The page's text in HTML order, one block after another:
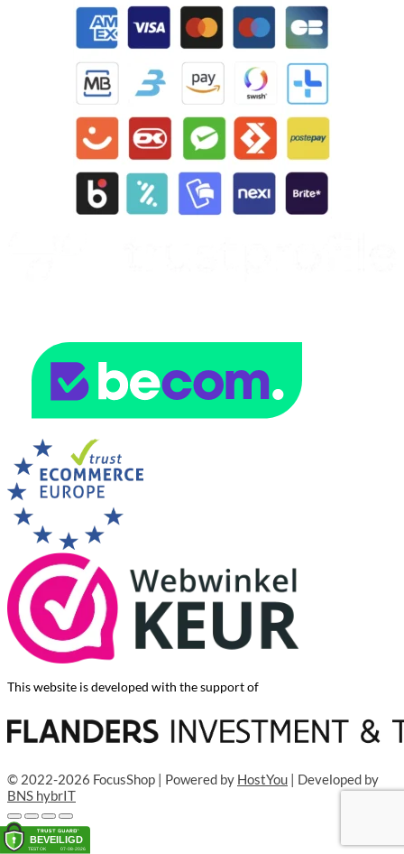
This website is developed with the support of
© 2022-2026 FocusShop | Powered by HostYou | Developed by
BNS hybrIT
Toevoegen